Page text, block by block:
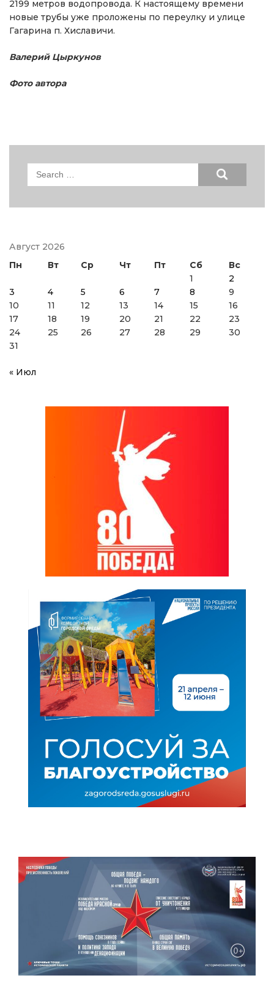
2199 метров водопровода. К настоящему времени
новые трубы уже проложены по переулку и улице
Гагарина п. Хиславичи.
Валерий Цыркунов
Фото автора
Search
Август 2026
Пн
Вт Ср Чт Пт Сб
Вс
1
2
3
4 5 6 7 8
9
10
11 12 13 14 15
16
17
18 19 20 21 22
23
24
25 26 27 28 29
30
31
« Июл